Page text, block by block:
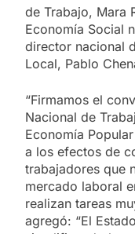
de Trabajo, Mara
Economía Social
director nacional
Local, Pablo
“Firmamos el
Nacional de
Economía
a los efectos de
trabajadores que
mercado laboral
realizan tareas
agregó: “El